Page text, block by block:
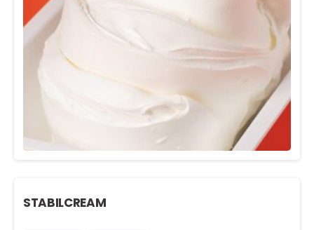
STABILCREAM